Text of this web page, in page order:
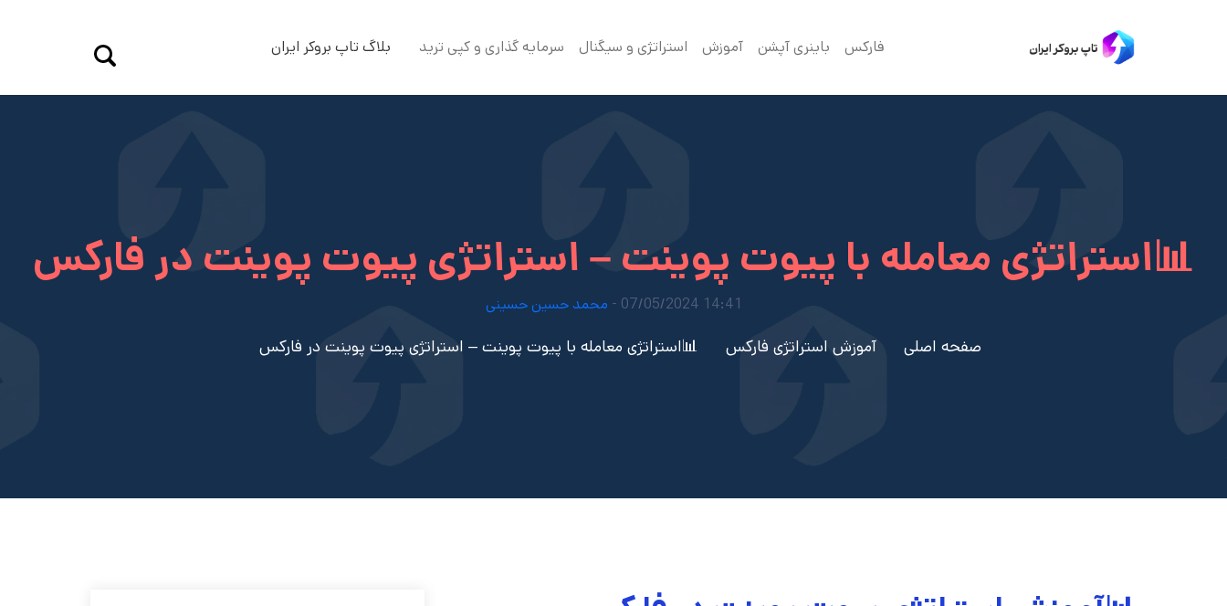
فارکس باینری آپشن آموزش استراتژی و سیگنال سرمایه گذاری و کپی ترید بلاگ تاپ بروکر ایران
📊استراتژی معامله با پیوت پوینت – استراتژی پیوت پوینت در فارکس
14:41 07/05/2024 - محمد حسین حسینی
صفحه اصلی آموزش استراتژی فارکس 📊استراتژی معامله با پیوت پوینت – استراتژی پیوت پوینت در فارکس